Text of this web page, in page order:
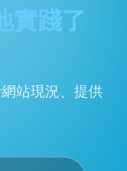
實踐了
站現況、提供